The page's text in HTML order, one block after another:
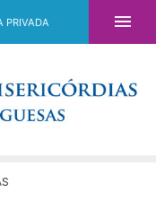
PRIVADA 